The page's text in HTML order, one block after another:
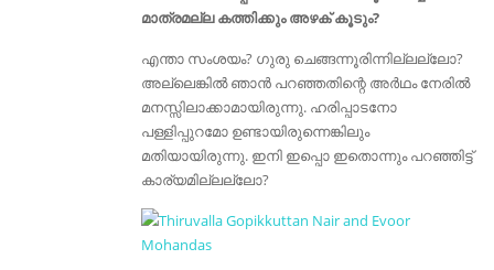
മാത്രമല്ല കത്തിക്കും അഴക്‌ കൂടും?
എന്താ സംശയം? ഗുരു ചെങ്ങന്നൂരിന്നില്ലല്ലോ?
അല്ലെങ്കിൽ ഞാൻ പറഞ്ഞതിന്റെ അർഥം നേരിൽ
മനസ്സിലാക്കാമായിരുന്നു. ഹരിപ്പാടനോ
പള്ളിപ്പുറമോ ഉണ്ടായിരുന്നെങ്കിലും
മതിയായിരുന്നു. ഇനി ഇപ്പൊ ഇതൊന്നും പറഞ്ഞിട്ട്
കാര്യമില്ലല്ലോ?